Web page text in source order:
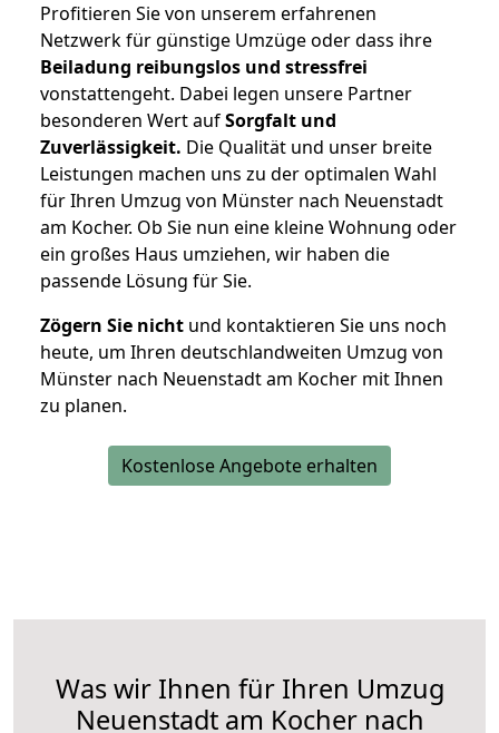
Profitieren Sie von unserem erfahrenen
Netzwerk für günstige Umzüge oder dass ihre
Beiladung reibungslos und stressfrei
vonstattengeht. Dabei legen unsere Partner
besonderen Wert aufSorgfalt und
Zuverlässigkeit. Die Qualität und unser breite
Leistungen machen uns zu der optimalen Wahl
für Ihren Umzug von Münster nach Neuenstadt
am Kocher. Ob Sie nun eine kleine Wohnung oder
ein großes Haus umziehen, wir haben die
passende Lösung für Sie.
Zögern Sie nicht und kontaktieren Sie uns noch
heute, um Ihren deutschlandweiten Umzug von
Münster nach Neuenstadt am Kocher mit Ihnen
zu planen.
Kostenlose Angebote erhalten
Was wir Ihnen für Ihren Umzug
Neuenstadt am Kocher nach